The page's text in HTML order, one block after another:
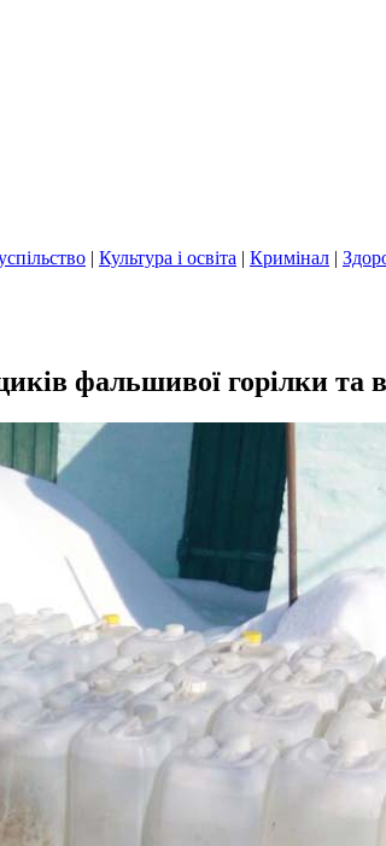
| Культура і освіта | Кримінал |
фальшивої горілки та